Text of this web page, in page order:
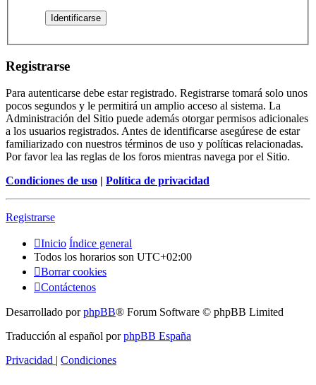
Registrarse
Para autenticarse debe estar registrado. Registrarse tomará solo unos
pocos segundos y le permitirá un amplio acceso al sistema. La
Administración del Sitio puede además otorgar permisos adicionales
a los usuarios registrados. Antes de identificarse asegúrese de estar
familiarizado con nuestros términos de uso y políticas relacionadas.
Por favor lea las reglas de los foros mientras navega por el Sitio.
Condiciones de uso | Política de privacidad
Registrarse
Inicio Índice general
Todos los horarios son UTC+02:00
Borrar cookies
Contáctenos
Desarrollado porphpBB® Forum Software © phpBB Limited
Traducción al español porphpBB España
Privacidad | Condiciones